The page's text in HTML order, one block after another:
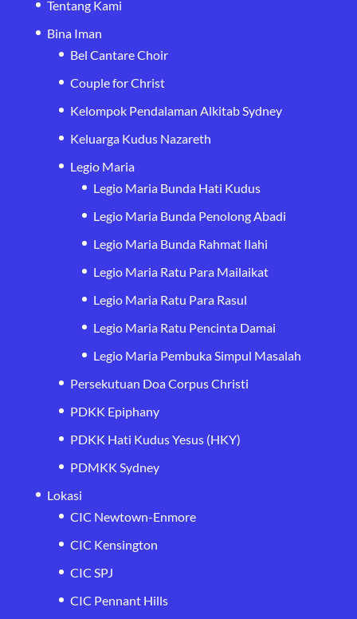
Tentang Kami
Bina Iman
Bel Cantare Choir
Couple for Christ
Kelompok Pendalaman Alkitab Sydney
Keluarga Kudus Nazareth
Legio Maria
Legio Maria Bunda Hati Kudus
Legio Maria Bunda Penolong Abadi
Legio Maria Bunda Rahmat Ilahi
Legio Maria Ratu Para Mailaikat
Legio Maria Ratu Para Rasul
Legio Maria Ratu Pencinta Damai
Legio Maria Pembuka Simpul Masalah
Persekutuan Doa Corpus Christi
PDKK Epiphany
PDKK Hati Kudus Yesus (HKY)
PDMKK Sydney
Lokasi
CIC Newtown-Enmore
CIC Kensington
CIC SPJ
CIC Pennant Hills